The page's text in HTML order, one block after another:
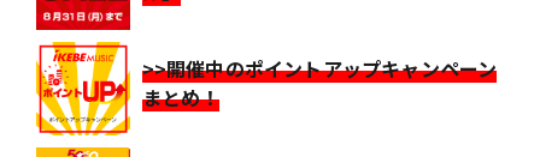
>>開催中のポイントアップキャンペーン
まとめ！